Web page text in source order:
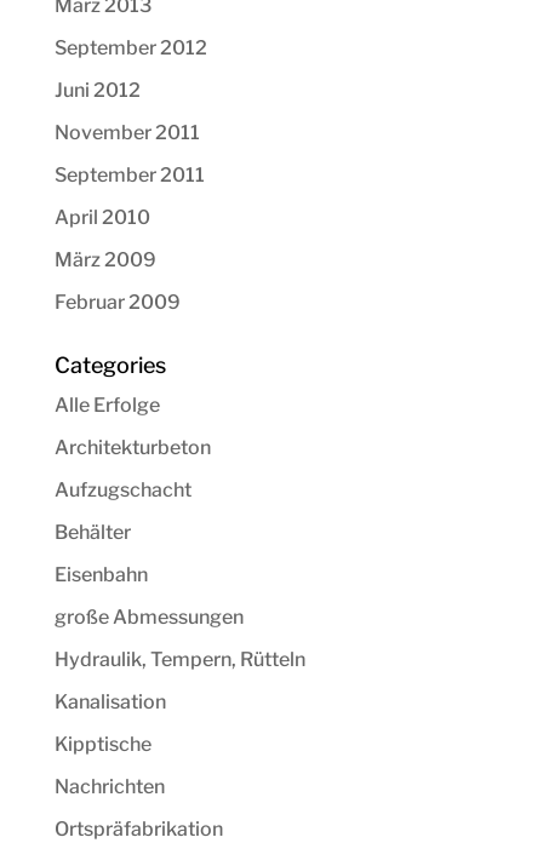
März 2013
September 2012
Juni 2012
November 2011
September 2011
April 2010
März 2009
Februar 2009
Categories
Alle Erfolge
Architekturbeton
Aufzugschacht
Behälter
Eisenbahn
große Abmessungen
Hydraulik, Tempern, Rütteln
Kanalisation
Kipptische
Nachrichten
Ortspräfabrikation